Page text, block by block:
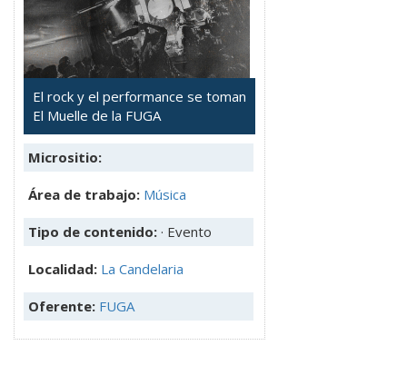
El rock y el performance se toman
El Muelle de la FUGA
Micrositio:
Área de trabajo: Música
Tipo de contenido: · Evento
Localidad: La Candelaria
Oferente: FUGA